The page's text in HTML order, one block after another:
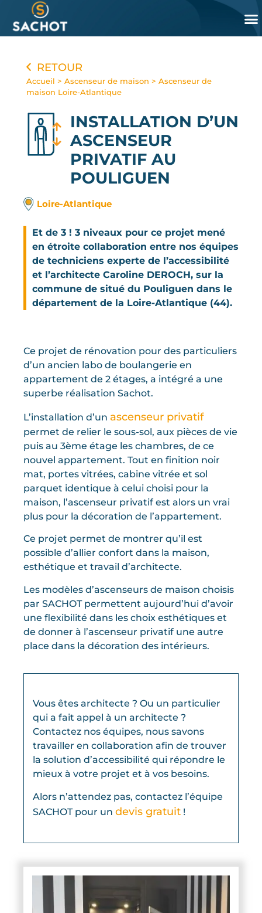
RETOUR
Accueil > Ascenseur de maison > Ascenseur de
maison Loire-Atlantique
INSTALLATION D’UN
ASCENSEUR
PRIVATIF AU
POULIGUEN
Loire-Atlantique
Et de 3 ! 3 niveaux pour ce projet mené
en étroite collaboration entre nos équipes
de techniciens experte de l’accessibilité
et l’architecte Caroline DEROCH, sur la
commune de situé du Pouliguen dans le
département de la Loire-Atlantique (44).
Ce projet de rénovation pour des particuliers
d’un ancien labo de boulangerie en
appartement de 2 étages, a intégré a une
superbe réalisation Sachot.
L’installation d’un ascenseur privatif
permet de relier le sous-sol, aux pièces de vie
puis au 3ème étage les chambres, de ce
nouvel appartement. Tout en finition noir
mat, portes vitrées, cabine vitrée et sol
parquet identique à celui choisi pour la
maison, l’ascenseur privatif est alors un vrai
plus pour la décoration de l’appartement.
Ce projet permet de montrer qu’il est
possible d’allier confort dans la maison,
esthétique et travail d’architecte.
Les modèles d’ascenseurs de maison choisis
par SACHOT permettent aujourd’hui d’avoir
une flexibilité dans les choix esthétiques et
de donner à l’ascenseur privatif une autre
place dans la décoration des intérieurs.
Vous êtes architecte ? Ou un particulier
qui a fait appel à un architecte ?
Contactez nos équipes, nous savons
travailler en collaboration afin de trouver
la solution d’accessibilité qui répondre le
mieux à votre projet et à vos besoins.
Alors n’attendez pas, contactez l’équipe
SACHOT pour un devis gratuit !
Panneau de gestion des cookies